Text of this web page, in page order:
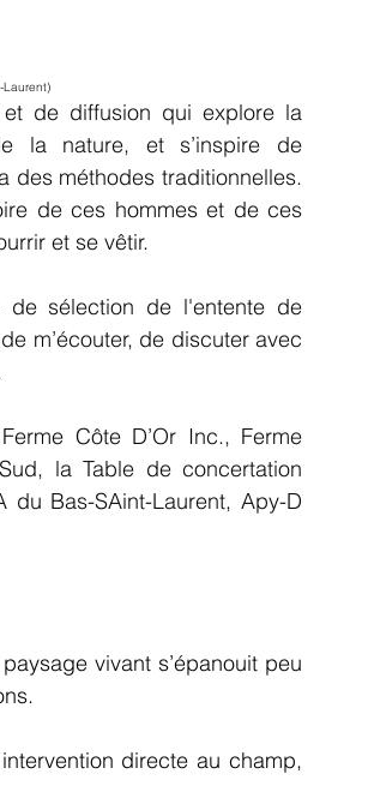
Laurent)
de diffusion qui explore la
la nature, et s’inspire de
des méthodes traditionnelles.
de ces hommes et de ces
et se vêtir.
sélection de l'entente de
m’écouter, de discuter avec
Côte D’Or Inc., Ferme
la Table de concertation
du Bas-SAint-Laurent, Apy-D
vivant s’épanouit peu
directe au champ,